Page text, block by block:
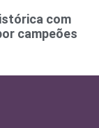
com
campeões